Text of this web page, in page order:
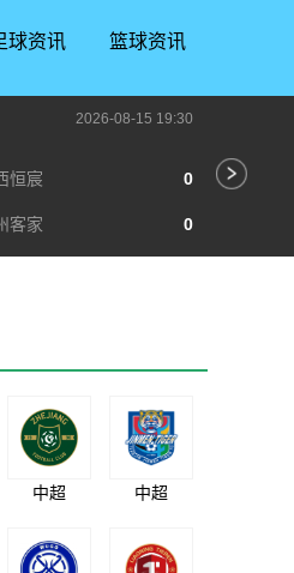
球资讯 篮球资讯
2026-08-15 19:30
恒宸 0
客家 0
中超 中超